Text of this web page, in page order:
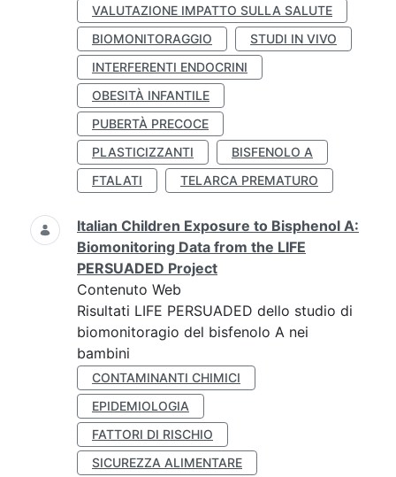
VALUTAZIONE IMPATTO SULLA SALUTE
BIOMONITORAGGIO
STUDI IN VIVO
INTERFERENTI ENDOCRINI
OBESITÀ INFANTILE
PUBERTÀ PRECOCE
PLASTICIZZANTI
BISFENOLO A
FTALATI
TELARCA PREMATURO
Italian Children Exposure to Bisphenol A:
Biomonitoring Data from the LIFE
PERSUADED Project
Contenuto Web
Risultati LIFE PERSUADED dello studio di
biomonitoragio del bisfenolo A nei
bambini
CONTAMINANTI CHIMICI
EPIDEMIOLOGIA
FATTORI DI RISCHIO
SICUREZZA ALIMENTARE